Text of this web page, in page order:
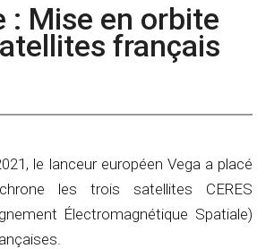
: Mise en orbite
français
le lanceur européen Vega a placé
les trois satellites CERES
Électromagnétique Spatiale)